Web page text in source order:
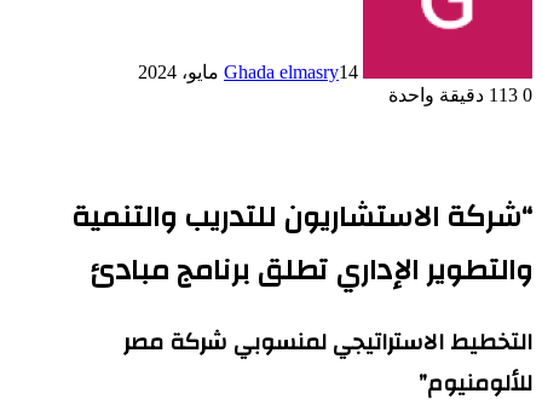
Ghada elmasry14 مايو، 2024
0
دقيقة واحدة
“شركة الاستشاريون للتدريب والتنمية
والتطوير الإداري تطلق برنامج مبادئ
التخطيط الاستراتيجي لمنسوبي شركة مصر
للألومنيوم”